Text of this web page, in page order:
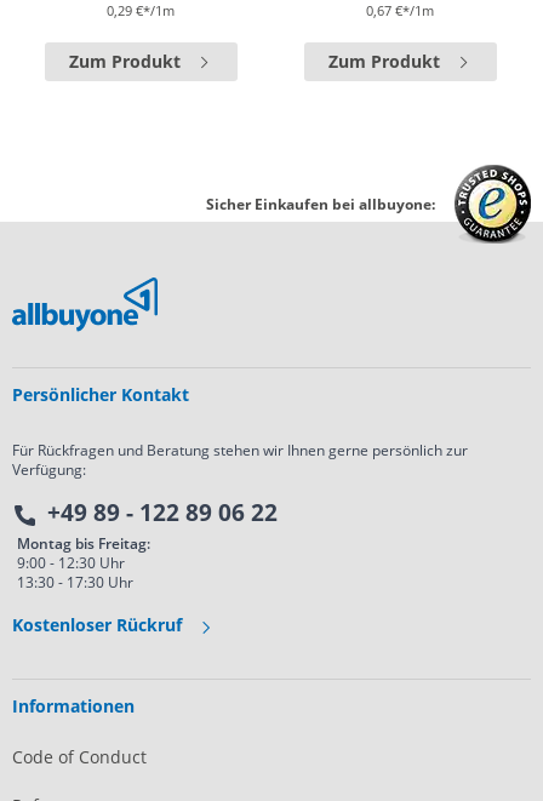
0,29 €*/1m
Zum Produkt
0,67 €*/1m
Zum Produkt
Sicher Einkaufen bei allbuyone:
Persönlicher Kontakt
Für Rückfragen und Beratung stehen wir Ihnen gerne persönlich zur
Verfügung:
+49 89 - 122 89 06 22
Montag bis Freitag:
9:00 - 12:30 Uhr
13:30 - 17:30 Uhr
Kostenloser Rückruf
Informationen
Code of Conduct